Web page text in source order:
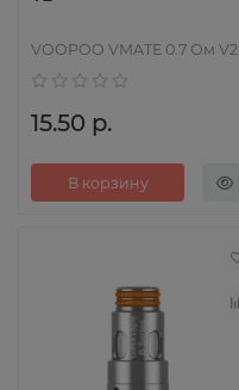
VOOPOO VMATE 0.7 Ом V2
15.50 р.
В корзину